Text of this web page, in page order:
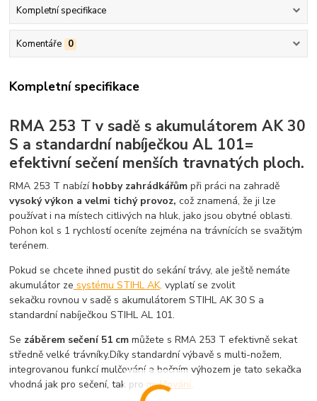
Kompletní specifikace
Komentáře 0
Kompletní specifikace
RMA 253 T v sadě s akumulátorem AK 30
S a standardní nabíječkou AL 101=
efektivní sečení menších travnatých ploch.
RMA 253 T nabízí hobby zahrádkářům při práci na zahradě
vysoký výkon a velmi tichý provoz,což znamená, že ji lze
používat i na místech citlivých na hluk, jako jsou obytné oblasti.
Pohon kol s 1 rychlostí oceníte zejména na trávnících se svažitým
terénem.
Pokud se chcete ihned pustit do sekání trávy, ale ještě nemáte
akumulátor ze systému STIHL AK, vyplatí se zvolit
sekačku rovnou v sadě s akumulátorem STIHL AK 30 S a
standardní nabíječkou STIHL AL 101.
Se záběrem sečení 51 cm můžete s RMA 253 T efektivně sekat
středně velké trávníky.Díky standardní výbavě s multi-nožem,
integrovanou funkcí mulčování a bočním výhozem je tato sekačka
vhodná jak pro sečení, tak pro mulčování.